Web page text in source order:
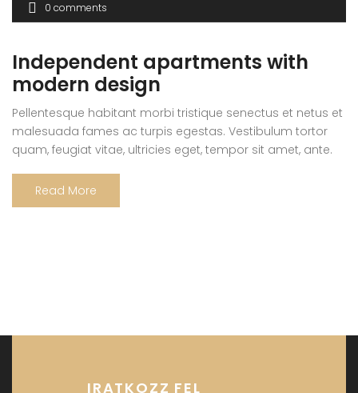
0 comments
Independent apartments with
modern design
Pellentesque habitant morbi tristique senectus et netus et
malesuada fames ac turpis egestas. Vestibulum tortor
quam, feugiat vitae, ultricies eget, tempor sit amet, ante.
ultricies mi vitae est. Mauris placerat eleifend leo. Quisque
sit amet est et sapien ullamcorper pharetra. Vestibulum
Read More
IRATKOZZ FEL